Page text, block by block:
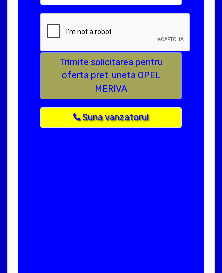
Trimite solicitarea pentru
oferta pret luneta OPEL
MERIVA
Suna vanzatorul